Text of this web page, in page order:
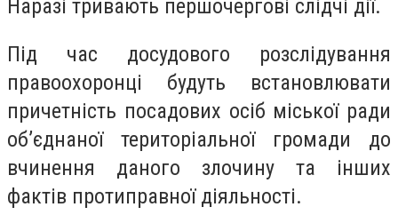
Наразі тривають першочергові слідчі дії.
Під час досудового розслідування
правоохоронці будуть встановлювати
причетність посадових осіб міської ради
об’єднаної територіальної громади до
вчинення даного злочину та інших
фактів протиправної діяльності.